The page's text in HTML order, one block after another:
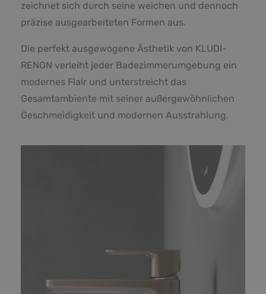
zeichnet sich durch seine weichen und dennoch
präzise ausgearbeiteten Formen aus.
Die perfekt ausgewogene Ästhetik von KLUDI-
RENON verleiht jeder Badezimmerumgebung ein
modernes Flair und unterstreicht das
Gesamtambiente mit seiner außergewöhnlichen
Geschmeidigkeit und modernen Ausstrahlung.